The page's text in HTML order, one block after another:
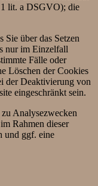
lit. a DSGVO); die
Sie über das Setzen
nur im Einzelfall
Fälle oder
Löschen der Cookies
der Deaktivierung von
eingeschränkt sein.
Analysezwecken
Rahmen dieser
und ggf. eine